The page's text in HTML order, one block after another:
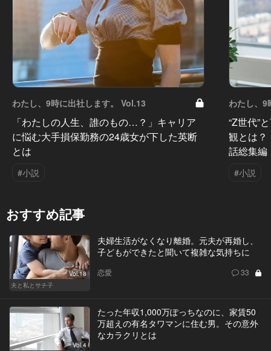
わたし、9時に出社します。 Vol.13
「わたしの人生、誰のもの…？」キャリア
に悩む大手損保勤務の24歳女が下した英断
とは
#小説
わたし、9
“Z世代”
観とは？
話総集編
#小説
おすすめ記事
Vol.18
夫と私とサチ子
夫婦生活がなくなり離婚。元夫が再婚し、
子どもができたと聞いて複雑な気持ちに
恋愛 33
Vol.4
たった年収1,000万ぽっちなのに、家賃50
万超えの有名タワマンに住む男。その意外
なカラクリとは